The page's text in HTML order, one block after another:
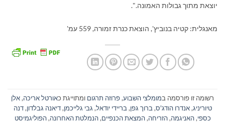
יוצאת מתוך גבולות האמונה.".
מאנגלית: קטיה בנוביץ', הוצאת כנרת זמורה, 559 עמ'
רשומה זו פורסמה במומלצי השבוע,פרוזה תרגום ומתוייגת כאורטל אריכה,אלן
טיוריניג,אנדרו הודג'ס, ברוך גפן, בריידי יודאל, גבי גלייכמן,דיאנה גבלדון,דנה
כספי,האניגמה,הזריחה,המצאת הכנפיים,הנמלטת האחרונה,הפוליגמיסט